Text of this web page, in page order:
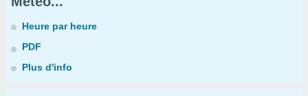
Heure par heure
PDF
Plus d'info